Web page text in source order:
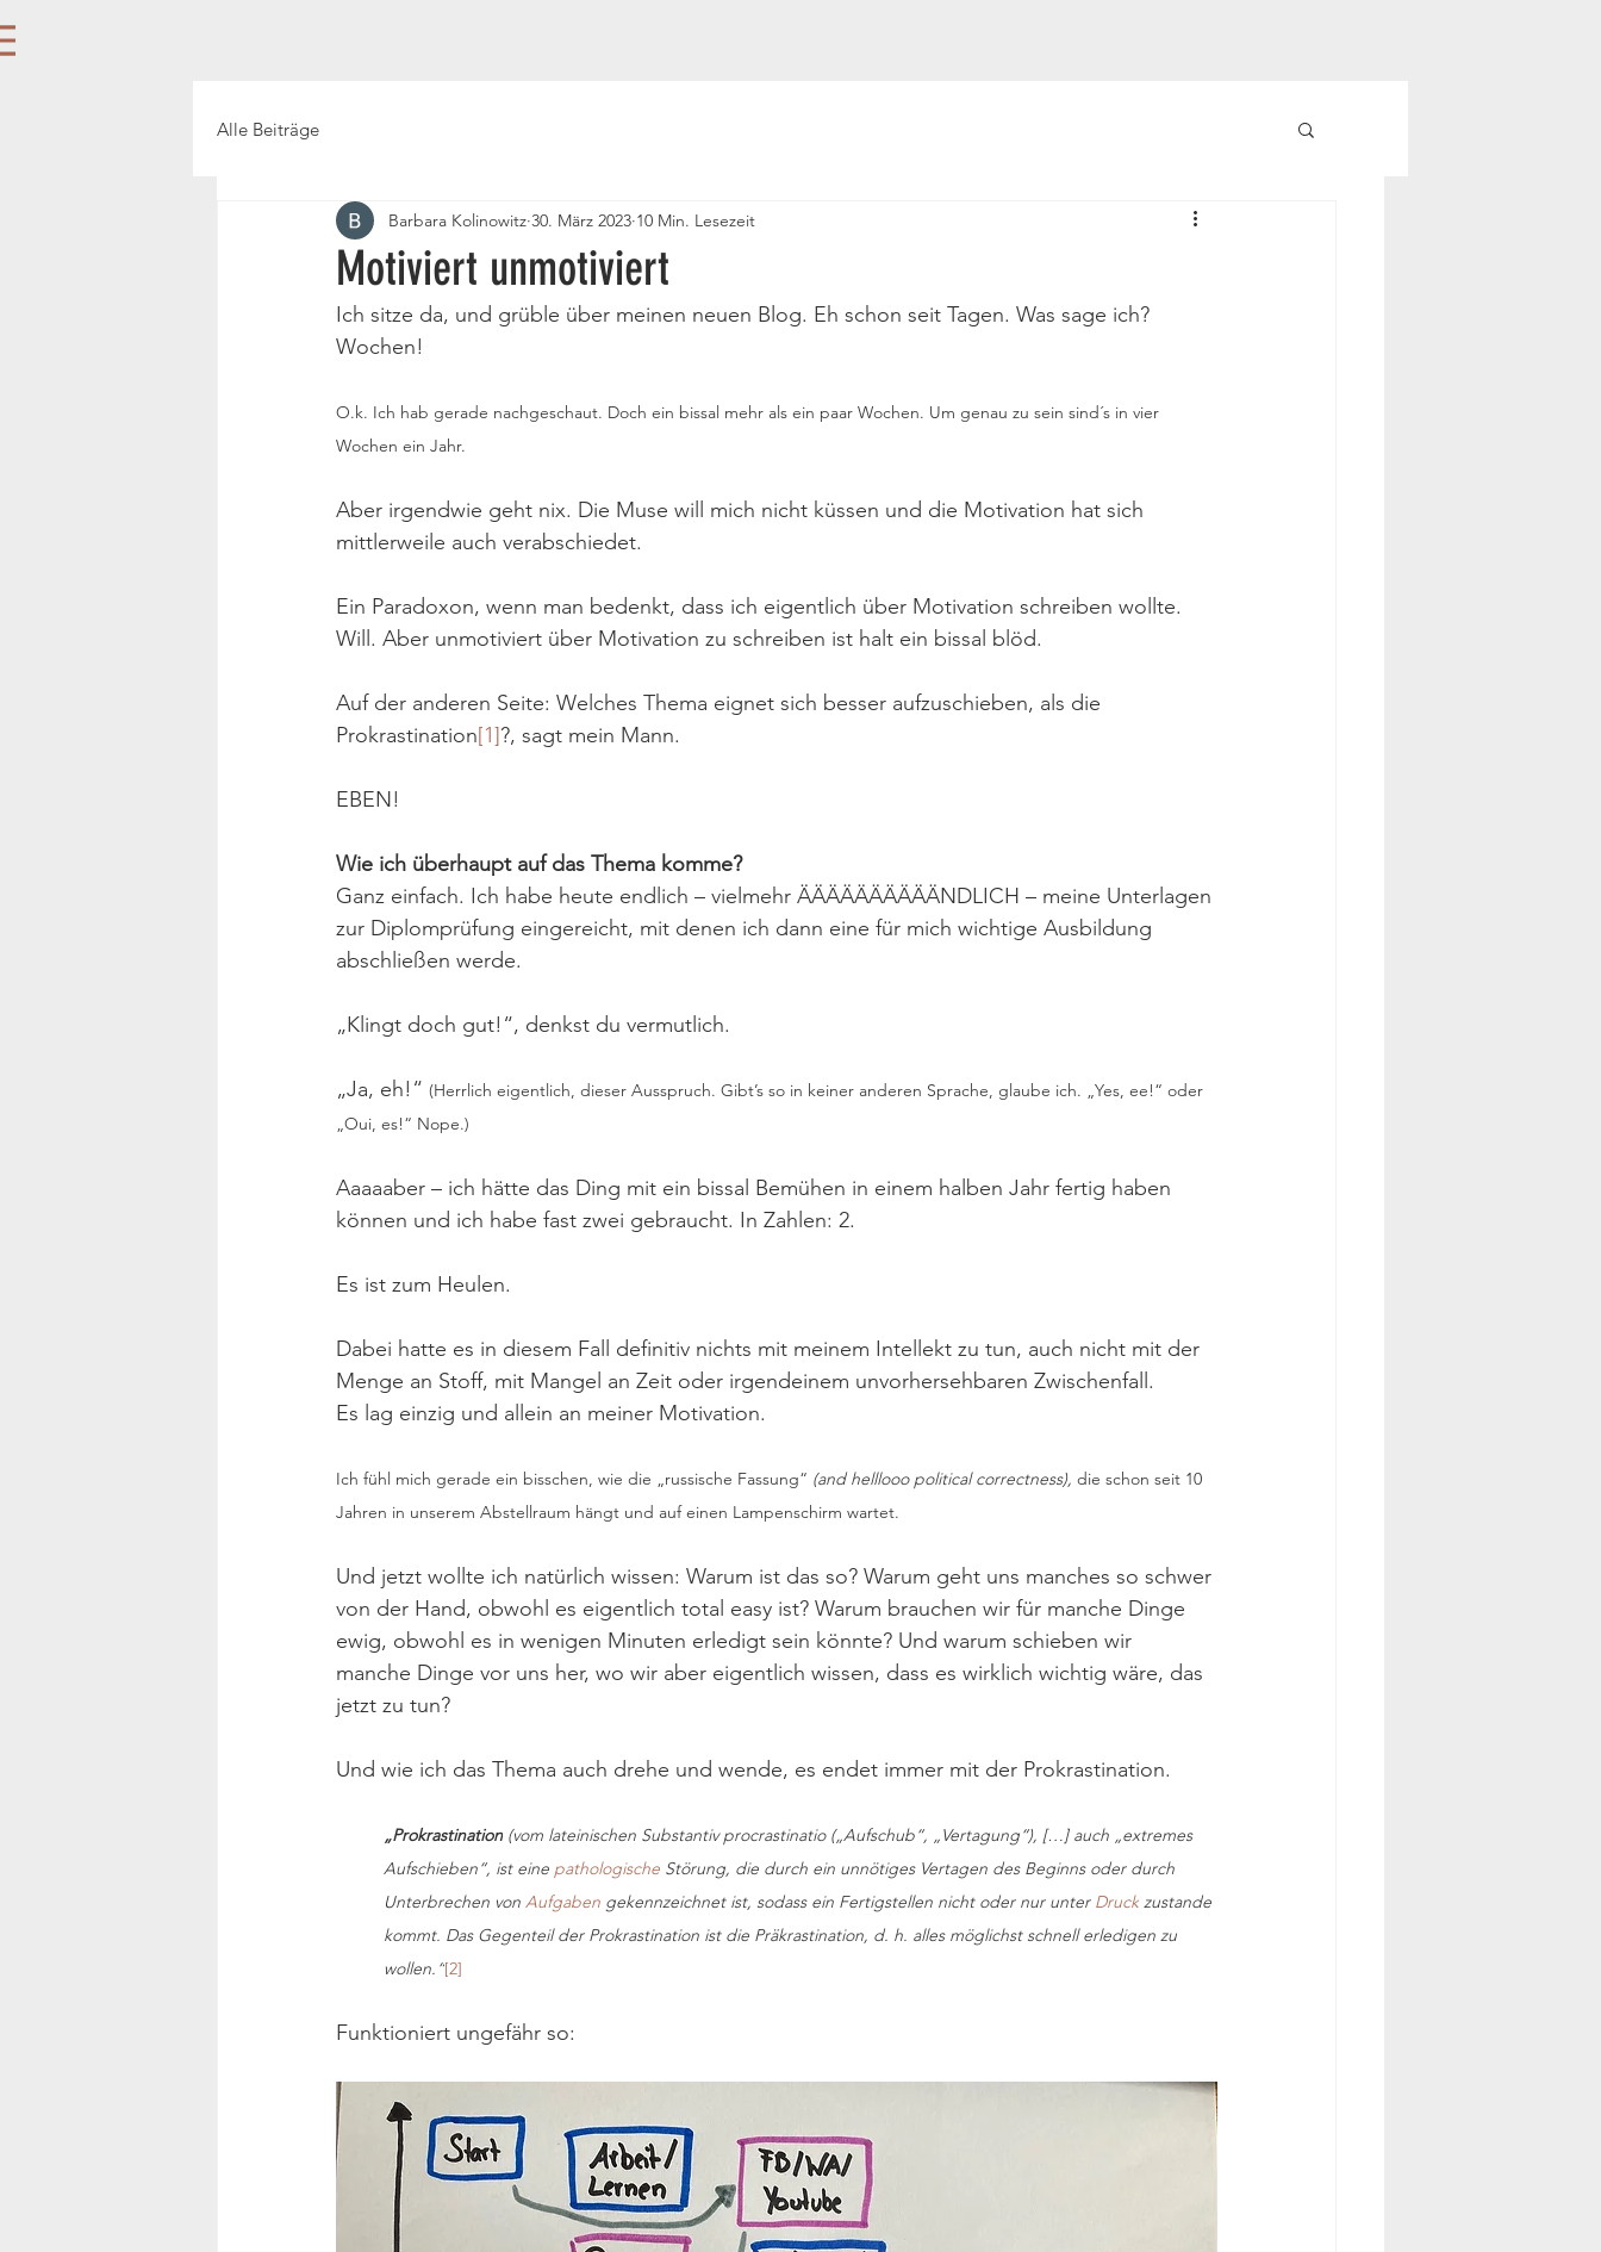
Alle Beiträge
Motiviert unmotiviert
Barbara Kolinowitz 30. März 2023 10 Min. Lesezeit
Ich sitze da, und grüble über meinen neuen Blog. Eh schon seit Tagen. Was sage ich?
Wochen!
O.k. Ich hab gerade nachgeschaut. Doch ein bissal mehr als ein paar Wochen. Um genau zu sein sind´s in vier
Wochen ein Jahr.
Aber irgendwie geht nix. Die Muse will mich nicht küssen und die Motivation hat sich
mittlerweile auch verabschiedet.
Ein Paradoxon, wenn man bedenkt, dass ich eigentlich über Motivation schreiben wollte.
Will. Aber unmotiviert über Motivation zu schreiben ist halt ein bissal blöd.
Auf der anderen Seite: Welches Thema eignet sich besser aufzuschieben, als die
Prokrastination[1]?, sagt mein Mann.
EBEN!
Wie ich überhaupt auf das Thema komme?
Ganz einfach. Ich habe heute endlich – vielmehr ÄÄÄÄÄÄÄÄÄÄNDLICH – meine Unterlagen
zur Diplomprüfung eingereicht, mit denen ich dann eine für mich wichtige Ausbildung
abschließen werde.
„Klingt doch gut!“, denkst du vermutlich.
„Ja, eh!“ (Herrlich eigentlich, dieser Ausspruch. Gibt’s so in keiner anderen Sprache, glaube ich. „Yes, ee!“ oder
„Oui, es!“ Nope.)
Aaaaaber – ich hätte das Ding mit ein bissal Bemühen in einem halben Jahr fertig haben
können und ich habe fast zwei gebraucht. In Zahlen: 2.
Es ist zum Heulen.
Dabei hatte es in diesem Fall definitiv nichts mit meinem Intellekt zu tun, auch nicht mit der
Menge an Stoff, mit Mangel an Zeit oder irgendeinem unvorhersehbaren Zwischenfall.
Es lag einzig und allein an meiner Motivation.
Ich fühl mich gerade ein bisschen, wie die „russische Fassung“ (and helllooo political correctness), die schon seit 10
Jahren in unserem Abstellraum hängt und auf einen Lampenschirm wartet.
Und jetzt wollte ich natürlich wissen: Warum ist das so? Warum geht uns manches so schwer
von der Hand, obwohl es eigentlich total easy ist? Warum brauchen wir für manche Dinge
ewig, obwohl es in wenigen Minuten erledigt sein könnte? Und warum schieben wir
manche Dinge vor uns her, wo wir aber eigentlich wissen, dass es wirklich wichtig wäre, das
jetzt zu tun?
Und wie ich das Thema auch drehe und wende, es endet immer mit der Prokrastination.
„Prokrastination (vom lateinischen Substantiv procrastinatio („Aufschub“, „Vertagung“), […] auch „extremes
Aufschieben“, ist eine pathologische Störung, die durch ein unnötiges Vertagen des Beginns oder durch
Unterbrechen von Aufgaben gekennzeichnet ist, sodass ein Fertigstellen nicht oder nur unter Druck zustande
kommt. Das Gegenteil der Prokrastination ist die Präkrastination, d. h. alles möglichst schnell erledigen zu
wollen.“[2]
Funktioniert ungefähr so: